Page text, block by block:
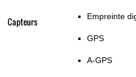
Capteurs Empreinte
GPS
A-GPS